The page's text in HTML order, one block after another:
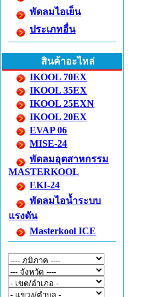
พัดลมไอเย็น
ประเภทอื่น
สินค้าอะไหล่
IKOOL 70EX
IKOOL 35EX
IKOOL 25EXN
IKOOL 20EX
EVAP 06
MISE-24
พัดลมอุตสาหกรรม
MASTERKOOL
EKI-24
พัดลมไอน้ำระบบ
แรงดัน
Masterkool ICE